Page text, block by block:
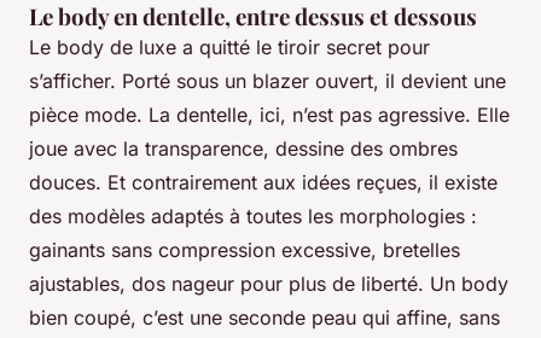
Le body en dentelle, entre dessus et dessous
Le body de luxe a quitté le tiroir secret pour
s’afficher. Porté sous un blazer ouvert, il devient une
pièce mode. La dentelle, ici, n’est pas agressive. Elle
joue avec la transparence, dessine des ombres
douces. Et contrairement aux idées reçues, il existe
des modèles adaptés à toutes les morphologies :
gainants sans compression excessive, bretelles
ajustables, dos nageur pour plus de liberté. Un body
bien coupé, c’est une seconde peau qui affine, sans